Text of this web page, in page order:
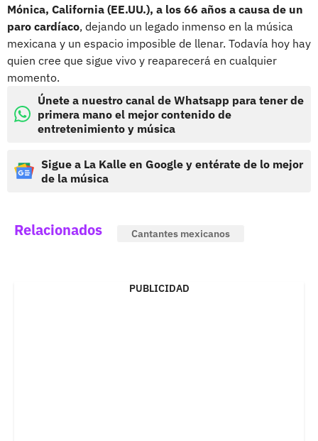
Mónica, California (EE.UU.), a los 66 años a causa de un
paro cardíaco, dejando un legado inmenso en la música
mexicana y un espacio imposible de llenar. Todavía hoy hay
quien cree que sigue vivo y reaparecerá en cualquier
momento.
Únete a nuestro canal de Whatsapp para tener de
primera mano el mejor contenido de
entretenimiento y música
Sigue a La Kalle en Google y entérate de lo mejor
de la música
Relacionados Cantantes mexicanos
PUBLICIDAD